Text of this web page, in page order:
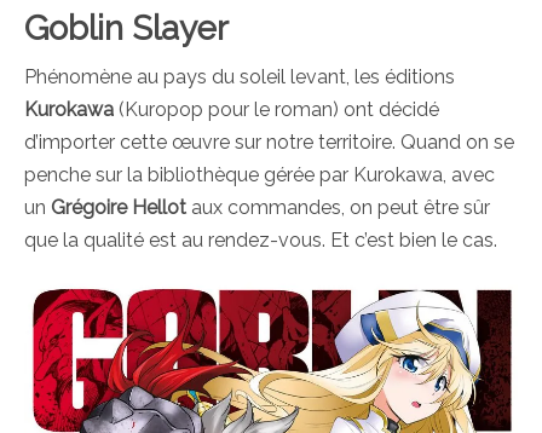
Goblin Slayer
Phénomène au pays du soleil levant, les éditions
Kurokawa (Kuropop pour le roman) ont décidé
d’importer cette œuvre sur notre territoire. Quand on se
penche sur la bibliothèque gérée par Kurokawa, avec
un Grégoire Hellot aux commandes, on peut être sûr
que la qualité est au rendez-vous. Et c’est bien le cas.